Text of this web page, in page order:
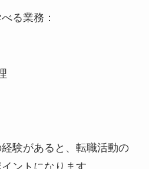
る業務：
験があると、転職活動の